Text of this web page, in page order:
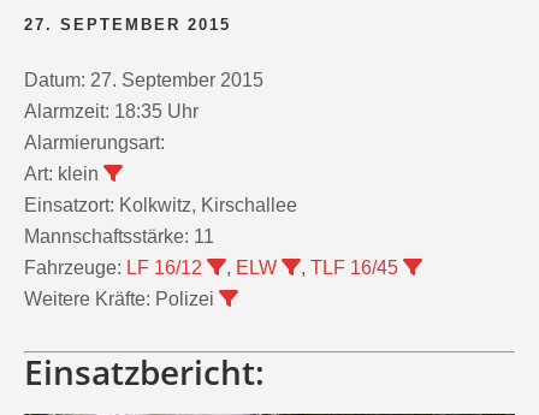
27. SEPTEMBER 2015
Datum: 27. September 2015
Alarmzeit: 18:35 Uhr
Alarmierungsart:
Art: klein
Einsatzort: Kolkwitz, Kirschallee
Mannschaftsstärke: 11
Fahrzeuge: LF 16/12 , ELW , TLF 16/45
Weitere Kräfte: Polizei
Einsatzbericht: